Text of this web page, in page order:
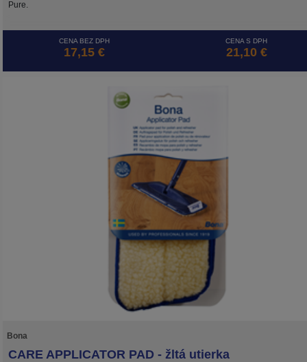
Pure.
CENA BEZ DPH
17,15 €
CENA S DPH
21,10 €
Bona
CARE APPLICATOR PAD - žltá utierka